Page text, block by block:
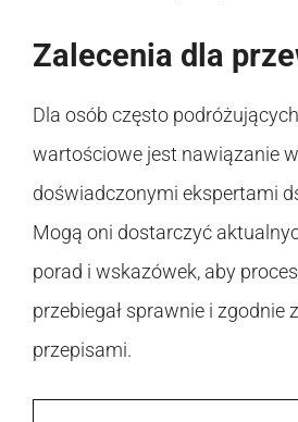
Zalecenia dla
Dla osób często
wartościowe jest nawiązanie
doświadczonymi ekspertami
Mogą oni dostarczyć
porad i wskazówek, aby
przebiegał sprawnie i zgodnie
przepisami.